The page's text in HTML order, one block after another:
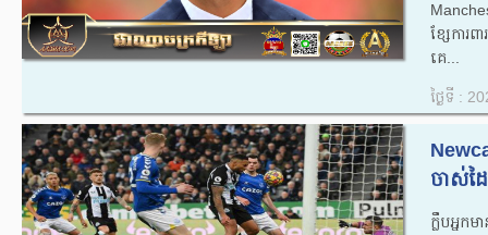
ខ្សែការ
គេ...
ថ្ងៃទី :
ចាស់ដ
ក្លឹបអ្នក